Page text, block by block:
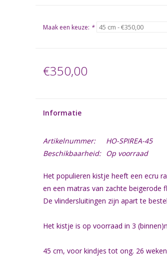
Maak een keuze: *
€350,00
Informatie
Artikelnummer:
HO-SPIREA-45
Beschikbaarheid:
Op voorraad
Het populieren kistje heeft een ecru
en een matras van zachte beigerode
De vlindersluitingen zijn apart te
Het kistje is op voorraad in 3
45 cm, voor kindjes tot ong. 26